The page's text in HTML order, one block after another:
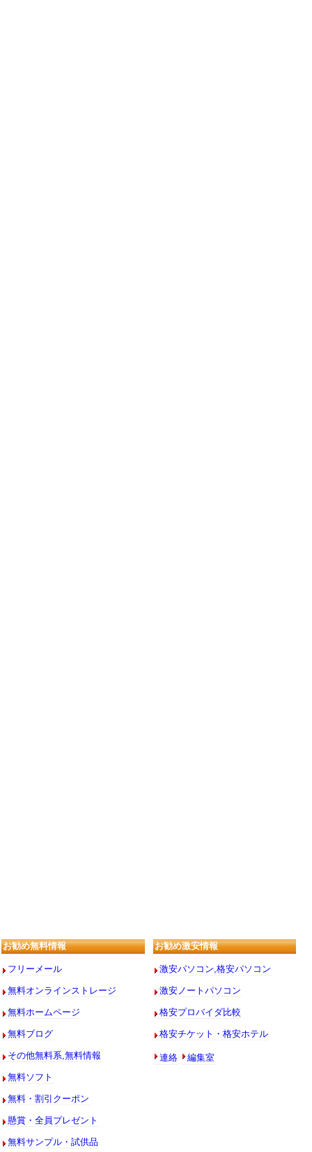
お勧め無料情報
フリーメール
無料オンラインストレージ
無料ホームページ
無料ブログ
その他無料系,無料情報
無料ソフト
無料・割引クーポン
懸賞・全員プレゼント
無料サンプル・試供品
お勧め激安情報
激安パソコン,格安パソコン
激安ノートパソコン
格安プロバイダ比較
格安チケット・格安ホテル
連絡 編集室